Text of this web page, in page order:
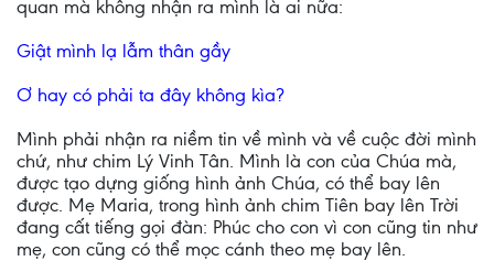
quan mà không nhận ra mình là ai nữa:
Giật mình lạ lẫm thân gầy
Ơ hay có phải ta đây không kìa?
Mình phải nhận ra niềm tin về mình và về cuộc đời mình
chứ, như chim Lý Vinh Tân. Mình là con của Chúa mà,
được tạo dựng giống hình ảnh Chúa, có thể bay lên
được. Mẹ Maria, trong hình ảnh chim Tiên bay lên Trời
đang cất tiếng gọi đàn: Phúc cho con vì con cũng tin như
mẹ, con cũng có thể mọc cánh theo mẹ bay lên.